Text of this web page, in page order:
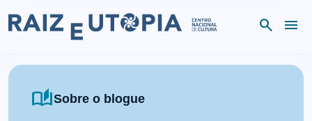
search menu
auto_storiesSobre o blogue